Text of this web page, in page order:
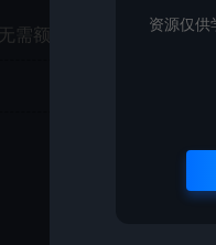
需额外外挂
资源仅供